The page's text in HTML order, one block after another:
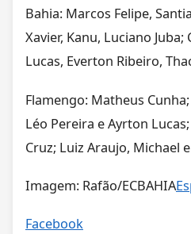
Bahia: Marcos Felipe,
Xavier, Kanu, Luciano Juba;
Lucas, Everton Ribeiro,
Flamengo: Matheus
Léo Pereira e Ayrton
Cruz; Luiz Araujo, Michael
Imagem: Rafão/ECBAHIA
Facebook